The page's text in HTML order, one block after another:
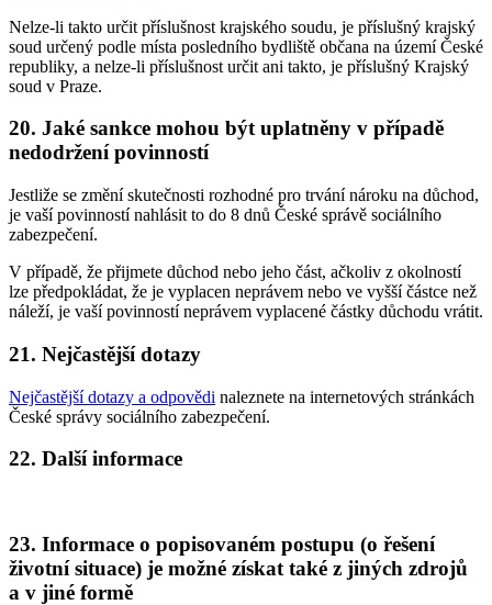
Nelze-li takto určit příslušnost krajského soudu, je příslušný krajský
soud určený podle místa posledního bydliště občana na území České
republiky, a nelze-li příslušnost určit ani takto, je příslušný Krajský
soud v Praze.
20. Jaké sankce mohou být uplatněny v případě
nedodržení povinností
Jestliže se změní skutečnosti rozhodné pro trvání nároku na důchod,
je vaší povinností nahlásit to do 8 dnů České správě sociálního
zabezpečení.
V případě, že přijmete důchod nebo jeho část, ačkoliv z okolností
lze předpokládat, že je vyplacen neprávem nebo ve vyšší částce než
náleží, je vaší povinností neprávem vyplacené částky důchodu vrátit.
21. Nejčastější dotazy
Nejčastější dotazy a odpovědi naleznete na internetových stránkách
České správy sociálního zabezpečení.
22. Další informace
23. Informace o popisovaném postupu (o řešení
životní situace) je možné získat také z jiných zdrojů
a v jiné formě